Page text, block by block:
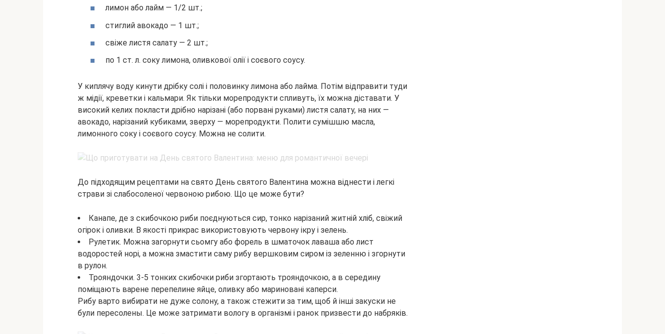
лимон або лайм — 1/2 шт.;
стиглий авокадо — 1 шт.;
свіже листя салату — 2 шт.;
по 1 ст. л. соку лимона, оливкової олії і соєвого соусу.
У киплячу воду кинути дрібку солі і половинку лимона або лайма. Потім відправити туди
ж мідії, креветки і кальмари. Як тільки морепродукти спливуть, їх можна діставати. У
високий келих покласти дрібно нарізані (або порвані руками) листя салату, на них —
авокадо, нарізаний кубиками, зверху — морепродукти. Полити сумішшю масла,
лимонного соку і соєвого соусу. Можна не солити.
До підходящим рецептами на свято День святого Валентина можна віднести і легкі
страви зі слабосоленої червоною рибою. Що це може бути?
Канапе, де з скибочкою риби поєднуються сир, тонко нарізаний житній хліб, свіжий
огірок і оливки. В якості прикрас використовують червону ікру і зелень.
Рулетик. Можна загорнути сьомгу або форель в шматочок лаваша або лист
водоростей норі, а можна змастити саму рибу вершковим сиром із зеленню і згорнути
в рулон.
Трояндочки. 3-5 тонких скибочки риби згортають трояндочкою, а в середину
поміщають варене перепелине яйце, оливку або мариновані каперси.
Рибу варто вибирати не дуже солону, а також стежити за тим, щоб й інші закуски не
були пересолены. Це може затримати вологу в організмі і ранок призвести до набряків.